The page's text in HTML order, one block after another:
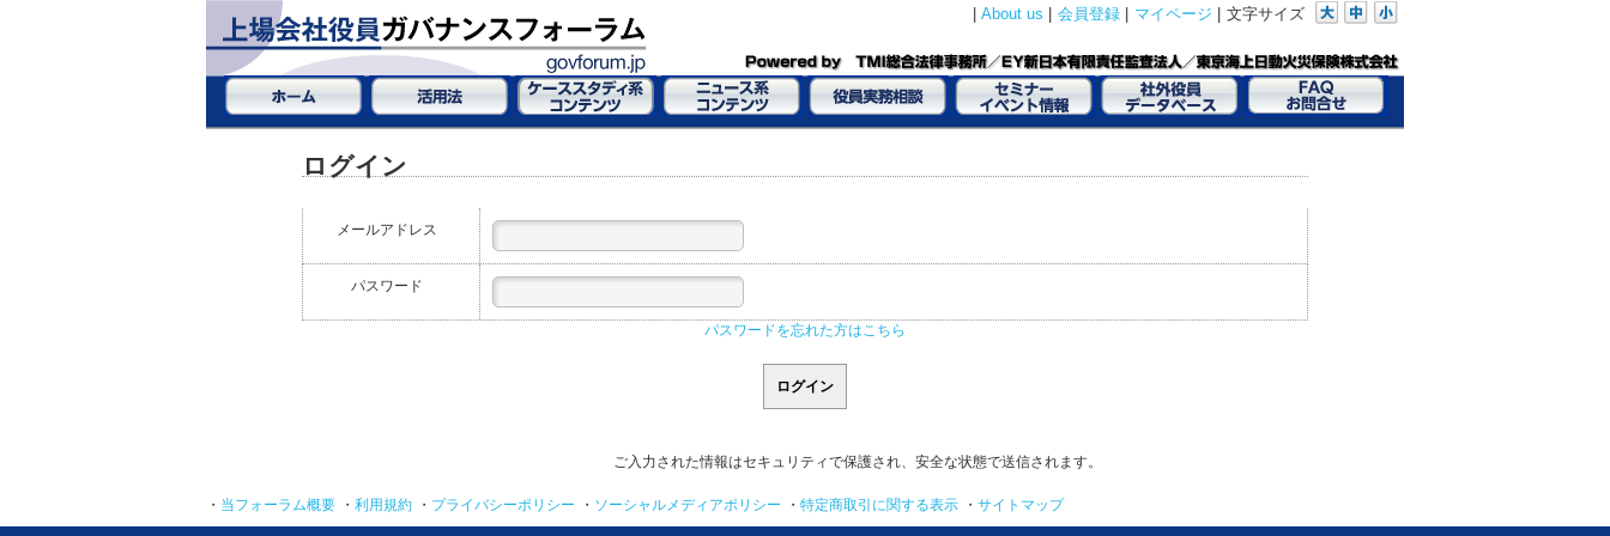
About us 会員登録 マイページ 文字サイズ
ログイン
メールアドレス
パスワード
パスワードを忘れた方はこちら
ご入力された情報はセキュリティで保護され、安全な状態で送信されます。
・ 当フォーラム概要 ・ 利用規約 ・ プライバシーポリシー ・ ソーシャルメディアポリシー ・ 特定商取引に関する表示 ・ サイトマップ